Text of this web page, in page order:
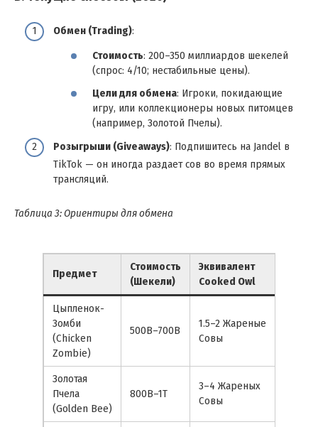
Обмен (Trading):
Стоимость: 200–350 миллиардов шекелей
(спрос: 4/10; нестабильные цены).
Цели для обмена: Игроки, покидающие
игру, или коллекционеры новых питомцев
(например, Золотой Пчелы).
Розыгрыши (Giveaways): Подпишитесь на Jandel в
TikTok — он иногда раздает сов во время прямых
трансляций.
Таблица 3: Ориентиры для обмена
Предмет
Стоимость
(Шекели)
Эквивалент
Cooked Owl
Цыпленок-
Зомби
(Chicken
Zombie)
500B–700B
1.5–2 Жареные
Совы
Золотая
Пчела
(Golden Bee)
800B–1T
3–4 Жареных
Совы